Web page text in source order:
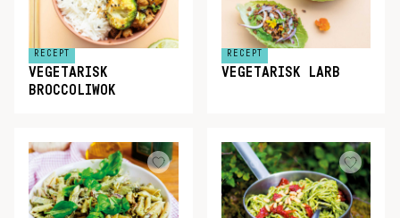
RECEPT
VEGETARISK
BROCCOLIWOK
RECEPT
VEGETARISK LARB